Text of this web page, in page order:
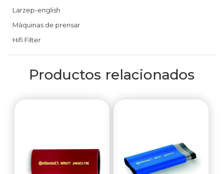
Larzep-english
Máquinas de prensar
Hifi Filter
Productos relacionados